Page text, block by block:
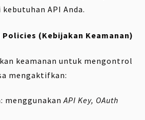
kebutuhan API Anda.
Policies (Kebijakan Keamanan)
keamanan untuk mengontrol
mengaktifkan:
menggunakanAPI Key, OAuth